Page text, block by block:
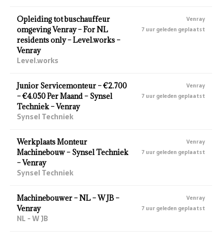
Opleiding tot buschauffeur
omgeving Venray – For NL
residents only – Level.works –
Venray
Level.works
Venray
7 uur geleden geplaatst
Junior Servicemonteur – €2.700
– €4.050 Per Maand – Synsel
Techniek – Venray
Synsel Techniek
Venray
7 uur geleden geplaatst
Werkplaats Monteur
Machinebouw – Synsel Techniek
– Venray
Synsel Techniek
Venray
7 uur geleden geplaatst
Machinebouwer – NL – W JB –
Venray
NL - W JB
Venray
7 uur geleden geplaatst